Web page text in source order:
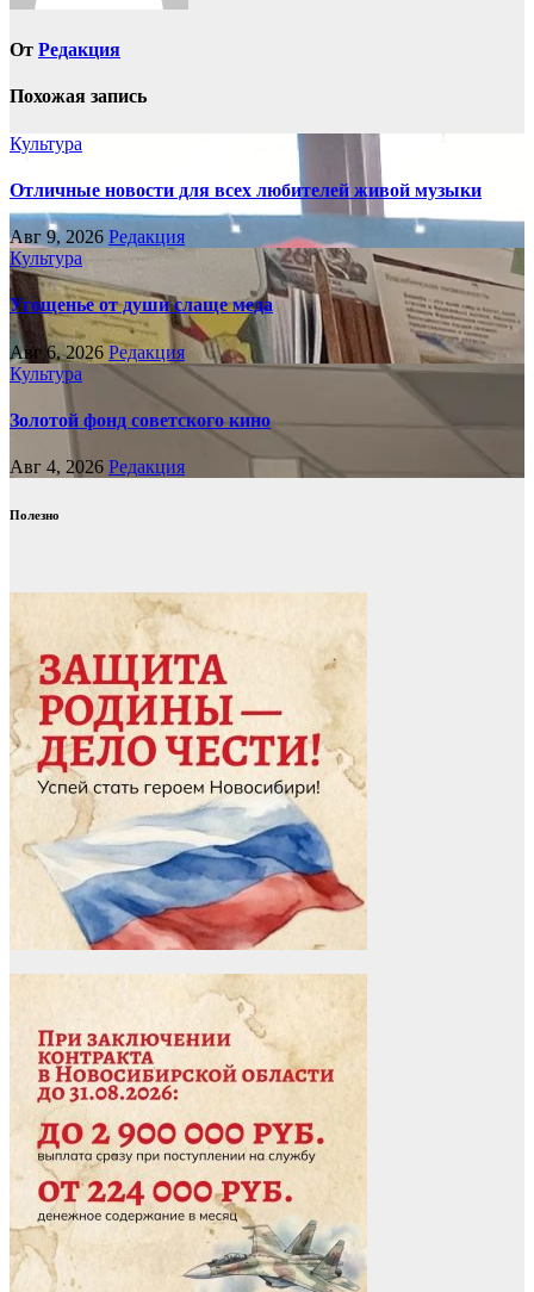
От Редакция
Похожая запись
Культура
Отличные новости для всех любителей живой музыки
Авг 9, 2026 Редакция
Культура
Угощенье от души слаще меда
Авг 6, 2026 Редакция
Культура
Золотой фонд советского кино
Авг 4, 2026 Редакция
Полезно